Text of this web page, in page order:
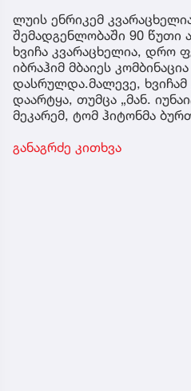
ლუის ენრიკემ
შემადგენლობაში 90 წუთი
ხვიჩა კვარაცხელია, დრო
იბრაჰიმ მბაიეს
დასრულდა.მალევე,
დაარტყა, თუმცა „მან.
მეკარემ, ტომ ჰიტონმა
განაგრძე კითხვა